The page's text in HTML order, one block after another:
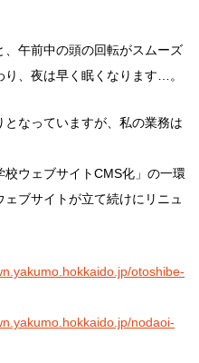
午前中の頭の回転がスムーズ
、夜は早く眠くなります…。
なっていますが、私の業務は
ウェブサイトCMS化」の一環
ブサイトが立て続けにリニュ
otoshibe-
nodaoi-